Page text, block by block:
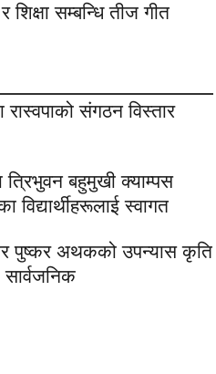
शिक्षा सम्बन्धि तीज गीत
रास्वपाको संगठन विस्तार
त्रिभुवन बहुमुखी क्याम्पस
विद्यार्थीहरूलाई स्वागत
पुष्कर अथकको उपन्यास कृति
सार्वजनिक